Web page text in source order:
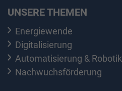
UNSERE THEMEN
Energiewende
Digitalisierung
Automatisierung & Robotik
Nachwuchsförderung